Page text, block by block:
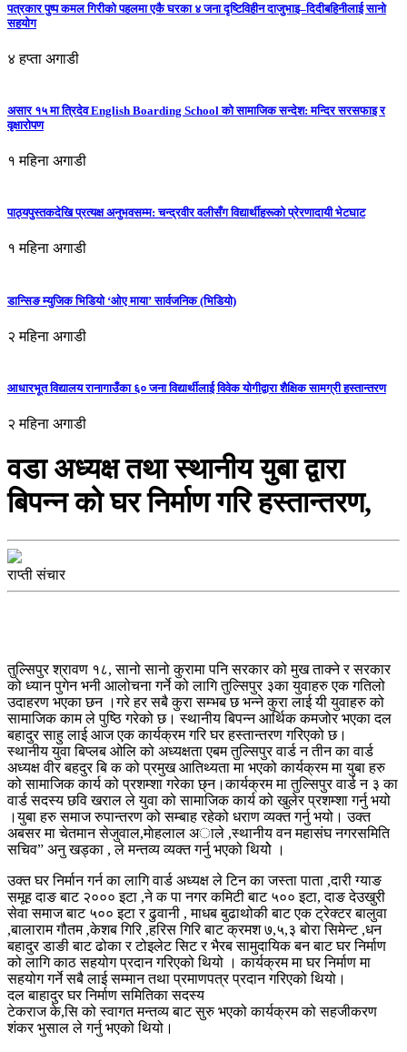
पत्रकार पुष्प कमल गिरीको पहलमा एकै घरका ४ जना दृष्टिविहीन दाजुभाइ–दिदीबहिनीलाई सानो
सहयोग
४ हप्ता अगाडी
असार १५ मा त्रिदेव English Boarding School को सामाजिक सन्देश: मन्दिर सरसफाइ र
वृक्षारोपण
१ महिना अगाडी
पाठ्यपुस्तकदेखि प्रत्यक्ष अनुभवसम्म: चन्द्रवीर वलीसँग विद्यार्थीहरूको प्रेरणादायी भेटघाट
१ महिना अगाडी
डान्सिङ म्युजिक भिडियो ‘ओए माया’ सार्वजनिक (भिडियो)
२ महिना अगाडी
आधारभूत विद्यालय रानागाउँका ६० जना विद्यार्थीलाई विवेक योगीद्वारा शैक्षिक सामग्री हस्तान्तरण
२ महिना अगाडी
वडा अध्यक्ष तथा स्थानीय युबा द्वारा
बिपन्न को घर निर्माण गरि हस्तान्तरण,
राप्ती संचार
तुल्सिपुर श्रावण १८, सानो सानो कुरामा पनि सरकार को मुख ताक्ने र सरकार
को ध्यान पुगेन भनी आलोचना गर्ने को लागि तुल्सिपुर ३का युवाहरु एक गतिलो
उदाहरण भएका छन ।गरे हर सबै कुरा सम्भब छ भन्ने कुरा लाई यी युवाहरु को
सामाजिक काम ले पुष्ठि गरेको छ। स्थानीय बिपन्न आर्थिक कमजोर भएका दल
बहादुर साहु लाई आज एक कार्यक्रम गरि घर हस्तान्तरण गरिएको छ।
स्थानीय युवा बिप्लब ओलि को अध्यक्षता एबम तुल्सिपुर वार्ड न तीन का वार्ड
अध्यक्ष वीर बहदुर बि क को प्रमुख आतिथ्यता मा भएको कार्यक्रम मा युबा हरु
को सामाजिक कार्य को प्रशम्शा गरेका छ्न।कार्यक्रम मा तुल्सिपुर वार्ड न ३ का
वार्ड सदस्य छवि खराल ले युवा को सामाजिक कार्य को खुलेर प्रशम्शा गर्नु भयो
।युबा हरु समाज रुपान्तरण को सम्बाह रहेको धराण व्यक्त गर्नु भयो। उक्त
अबसर मा चेतमान सेजुवाल,माेहलाल अाले ,स्थानीय वन महासंघ नगरसमिति
सचिव” अनु खड्का , ले मन्तव्य व्यक्त गर्नु भएको थियोे ।
उक्त घर निर्मान गर्न का लागि वार्ड अध्यक्ष ले टिन का जस्ता पाता ,दारी ग्याङ
समूह दाङ बाट २००० इटा ,ने क पा नगर कमिटी बाट ५०० इटा, दाङ देउखुरी
सेवा समाज बाट ५०० इटा र ढुवानी , माधब बुढाथोकी बाट एक ट्रेक्टर बालुवा
,बालाराम गौतम ,केशब गिरि ,हरिस गिरि बाट क्रमश ७,५,३ बोरा सिमेन्ट ,धन
बहादुर डाङी बाट ढोका र टोइलेट सिट र भैरब सामुदायिक बन बाट घर निर्माण
को लागि काठ सहयोग प्रदान गरिएको थियो । कार्यक्रम मा घर निर्माण मा
सहयोग गर्ने सबै लाई सम्मान तथा प्रमाणपत्र प्रदान गरिएको थियो।
दल बाहादुर घर निर्माण समितिका सदस्य
टेकराज के,सि को स्वागत मन्तव्य बाट सुरु भएको कार्यक्रम को सहजीकरण
शंकर भुसाल ले गर्नु भएको थियो।